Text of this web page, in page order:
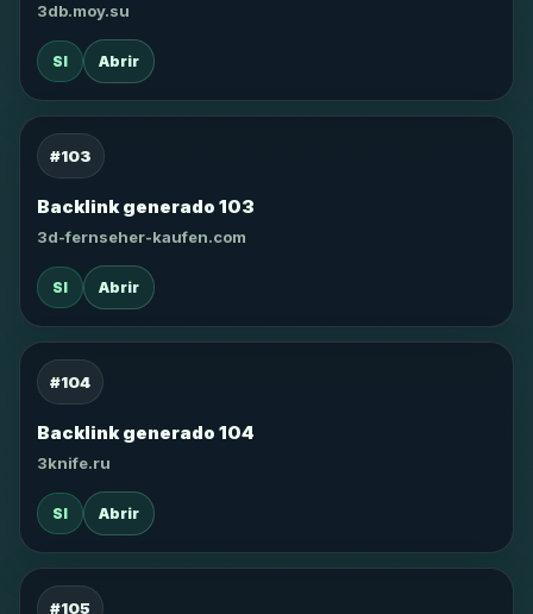
3db.moy.su
SI Abrir
#103
Backlink generado 103
3d-fernseher-kaufen.com
SI Abrir
#104
Backlink generado 104
3knife.ru
SI Abrir
#105